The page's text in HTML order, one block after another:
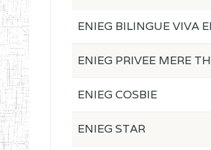
ENIEG BILINGUE VIVA
ENIEG PRIVEE MERE
ENIEG COSBIE
ENIEG STAR